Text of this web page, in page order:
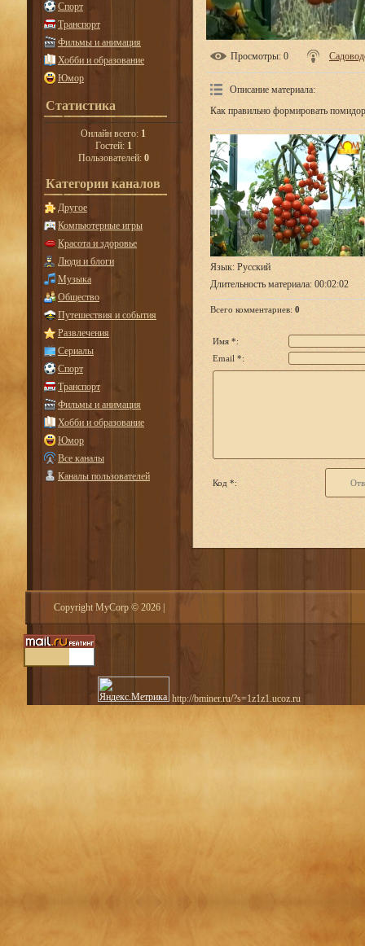
Спорт
Транспорт
Фильмы и анимация
Хобби и образование
Юмор
Статистика
Онлайн всего: 1
Гостей: 1
Пользователей: 0
Категории каналов
Другое
Компьютерные игры
Красота и здоровье
Люди и блоги
Музыка
Общество
Путешествия и события
Развлечения
Сериалы
Спорт
Транспорт
Фильмы и анимация
Хобби и образование
Юмор
Все каналы
Каналы пользователей
Просмотры: 0
Описание материала:
Как правильно формировать
Язык: Русский
Длительность материала: 00:02:02
Всего комментариев: 0
Имя *:
Email *:
Код *:
Copyright MyCorp © 2026
http://bminer.ru/?s=1z1z1.ucoz.ru